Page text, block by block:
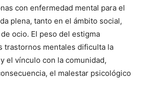
con enfermedad mental para el
plena, tanto en el ámbito social,
ocio. El peso del estigma
trastornos mentales dificulta la
el vínculo con la comunidad,
el malestar psicológico